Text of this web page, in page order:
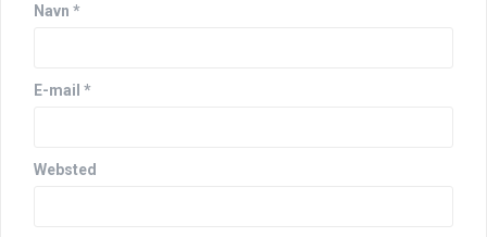
Navn *
E-mail *
Websted